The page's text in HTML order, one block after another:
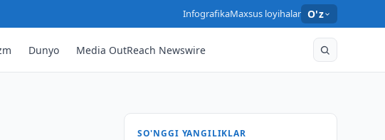
InfografikaMaxsus loyihalar O'z
Dunyo Media OutReach Newswire
SO'NGGI YANGILIKLAR